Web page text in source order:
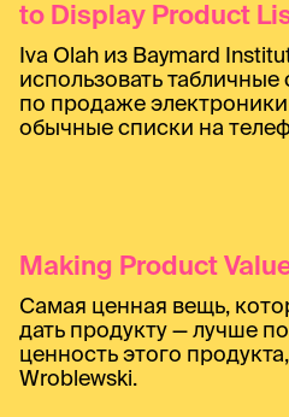
to Display Product
Iva Olah из Baymard
использовать
по продаже
обычные списки на
Making Product
Самая ценная вещь,
дать продукту — лучше
ценность этого
Wroblewski.